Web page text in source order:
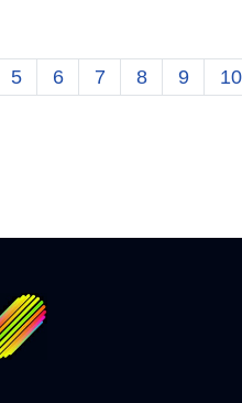
5 6 7 8 9 10